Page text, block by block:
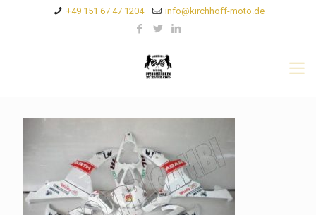
+49 151 67 47 1204 info@kirchhoff-moto.de